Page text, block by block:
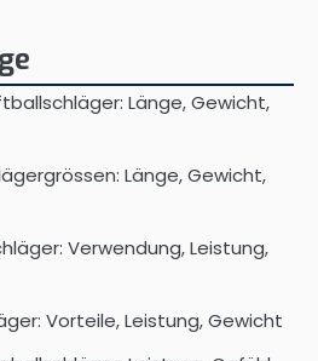
Länge, Gewicht,
Länge, Gewicht,
Verwendung, Leistung,
Vorteile, Leistung, Gewicht